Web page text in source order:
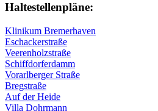
Haltestellen­pläne:
Klinikum Bremerhaven
Eschackerstraße
Veerenholzstraße
Schiffdorferdamm
Vorarlberger Straße
Bregstraße
Auf der Heide
Villa Dohrmann